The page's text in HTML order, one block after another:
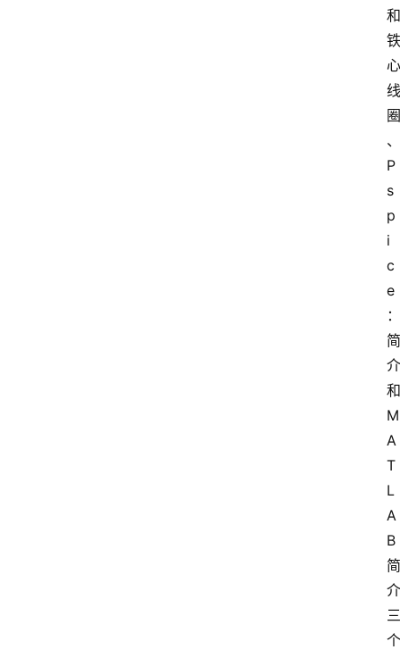
和
铁
心
线
圈
、
P
s
p
i
c
e
：
简
介
和
M
A
T
L
A
B
简
介
三
个